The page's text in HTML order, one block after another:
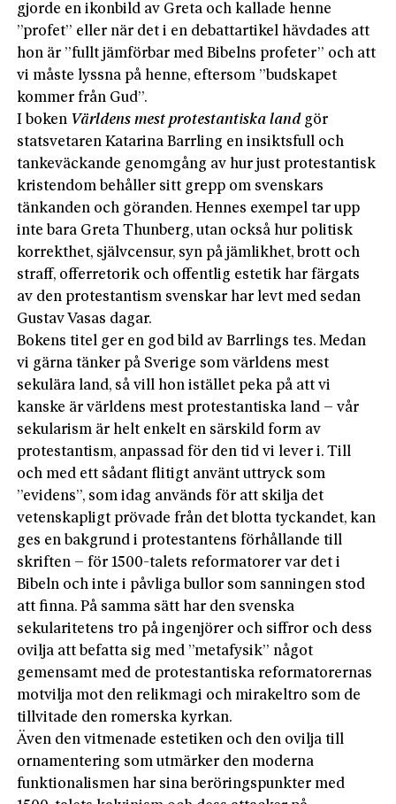
gjorde en ikonbild av Greta och kallade henne
”profet” eller när det i en debattartikel hävdades att
hon är ”fullt jämförbar med Bibelns profeter” och att
vi måste lyssna på henne, eftersom ”budskapet
kommer från Gud”.
I boken Världens mest protestantiska land gör
statsvetaren Katarina Barrling en insiktsfull och
tankeväckande genomgång av hur just protestantisk
kristendom behåller sitt grepp om svenskars
tänkanden och göranden. Hennes exempel tar upp
inte bara Greta Thunberg, utan också hur politisk
korrekthet, självcensur, syn på jämlikhet, brott och
straff, offerretorik och offentlig estetik har färgats
av den protestantism svenskar har levt med sedan
Gustav Vasas dagar.
Bokens titel ger en god bild av Barrlings tes. Medan
vi gärna tänker på Sverige som världens mest
sekulära land, så vill hon istället peka på att vi
kanske är världens mest protestantiska land – vår
sekularism är helt enkelt en särskild form av
protestantism, anpassad för den tid vi lever i. Till
och med ett sådant flitigt använt uttryck som
”evidens”, som idag används för att skilja det
vetenskapligt prövade från det blotta tyckandet, kan
ges en bakgrund i protestantens förhållande till
skriften – för 1500-talets reformatorer var det i
Bibeln och inte i påvliga bullor som sanningen stod
att finna. På samma sätt har den svenska
sekularitetens tro på ingenjörer och siffror och dess
ovilja att befatta sig med ”metafysik” något
gemensamt med de protestantiska reformatorernas
motvilja mot den relikmagi och mirakeltro som de
tillvitade den romerska kyrkan.
Även den vitmenade estetiken och den ovilja till
ornamentering som utmärker den moderna
funktionalismen har sina beröringspunkter med